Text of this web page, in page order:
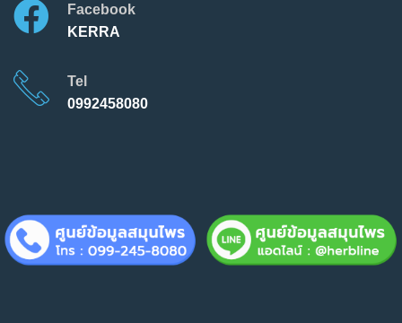
Facebook
KERRA
Tel
0992458080